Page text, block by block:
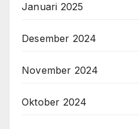
Januari 2025
Desember 2024
November 2024
Oktober 2024